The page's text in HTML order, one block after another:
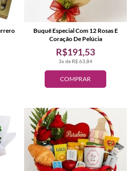
COMPRAR
3x de R$ 63,84
R$191,53
Buquê Especial Com 12 Rosas E
Coração De Pelúcia